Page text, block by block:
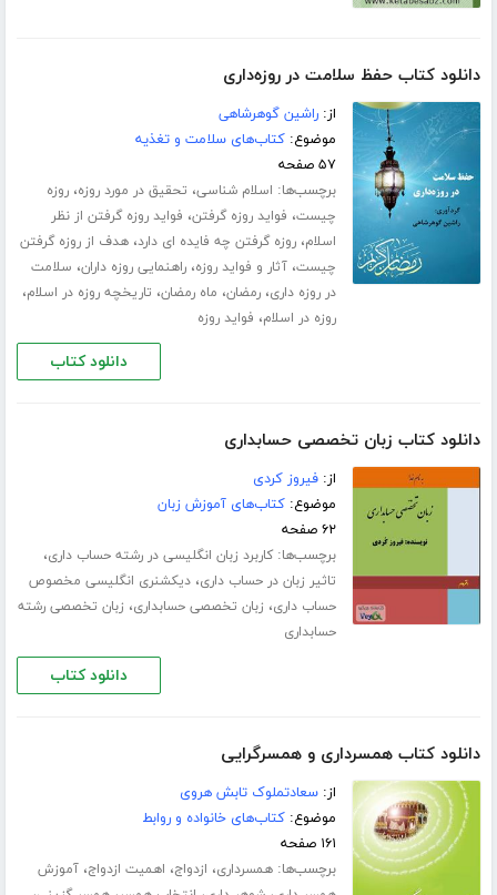
دانلود کتاب حفظ سلامت در روزه‌داری
از:راشین گوهرشاهی
موضوع:کتاب‌های سلامت و تغذیه
۵۷ صفحه
برچسب‌ها: اسلام شناسی، تحقیق در مورد روزه،روزه
چیست، فواید روزه گرفتن، فواید روزه گرفتن از نظر
اسلام،روزه گرفتن چه فایده ای دارد،هدف از روزه گرفتن
چیست،آثار و فواید روزه،راهنمایی روزه داران، سلامت
در روزه داری،رمضان، ماه رمضان، تاریخچه روزه در اسلام،
روزه در اسلام، فواید روزه
دانلود کتاب
دانلود کتاب زبان تخصصی حسابداری
از:فیروز کردی
موضوع:کتاب‌های آموزش زبان
۶۲ صفحه
برچسب‌ها:کاربرد زبان انگلیسی در رشته حساب داری،
تاثیر زبان در حساب داری،دیکشنری انگلیسی مخصوص
حساب داری، زبان تخصصی حسابداری، زبان تخصصی رشته
حسابداری
دانلود کتاب
دانلود کتاب همسرداری و همسرگرایی
از:سعادتملوک تابش هروی
موضوع:کتاب‌های خانواده و روابط
۱۶۱ صفحه
برچسب‌ها:همسرداری، ازدواج، اهمیت ازدواج،آموزش